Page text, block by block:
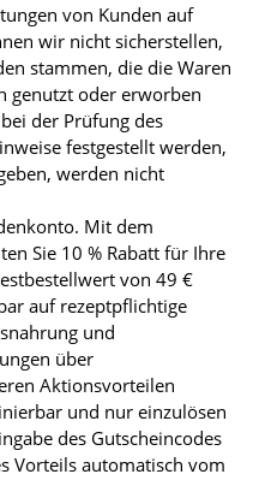
von Kunden auf
wir nicht sicherstellen,
stammen, die die Waren
genutzt oder erworben
der Prüfung des
festgestellt werden,
werden nicht
Mit dem
Sie 10 % Rabatt für Ihre
von 49 €
auf rezeptpflichtige
und
über
Aktionsvorteilen
und nur einzulösen
des Gutscheincodes
Vorteils automatisch vom